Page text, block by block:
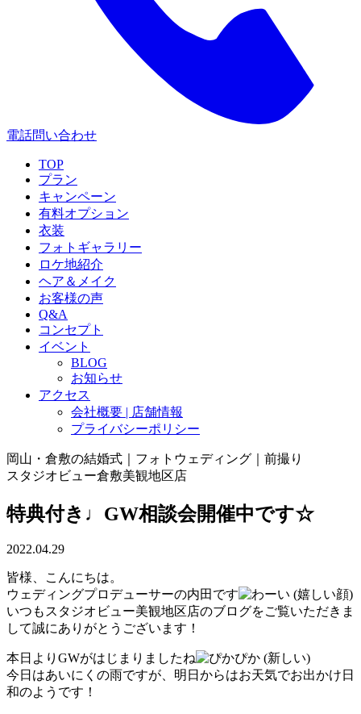
電話問い合わせ
TOP
プラン
キャンペーン
有料オプション
衣装
フォトギャラリー
ロケ地紹介
ヘア＆メイク
お客様の声
Q&A
コンセプト
イベント
BLOG
お知らせ
アクセス
会社概要 | 店舗情報
プライバシーポリシー
岡山・倉敷の結婚式｜フォトウェディング｜前撮り
スタジオビュー倉敷美観地区店
特典付き♩GW相談会開催中です☆
2022.04.29
皆様、こんにちは。
ウェディングプロデューサーの内田です
いつもスタジオビュー美観地区店のブログをご覧いただきま
して誠にありがとうございます！
本日よりGWがはじまりましたね
今日はあいにくの雨ですが、明日からはお天気でお出かけ日
和のようです！